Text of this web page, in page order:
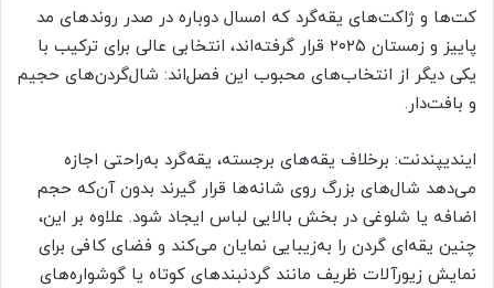
کت‌ها و ژاکت‌های یقه‌گرد که امسال دوباره در صدر روندهای مد
پاییز و زمستان ۲۰۲۵ قرار گرفته‌اند، انتخابی عالی برای ترکیب با
یکی دیگر از انتخاب‌های محبوب این فصل‌اند: شال‌گردن‌های حجیم
و بافت‌دار.
ایندیپندنت: برخلاف یقه‌های برجسته، یقه‌گرد به‌راحتی اجازه
می‌دهد شال‌های بزرگ روی شانه‌ها قرار گیرند بدون آن‌که حجم
اضافه یا شلوغی در بخش بالایی لباس ایجاد شود. علاوه بر این،
چنین یقه‌ای گردن را به‌زیبایی نمایان می‌کند و فضای کافی برای
نمایش زیورآلات ظریف مانند گردنبندهای کوتاه یا گوشواره‌های